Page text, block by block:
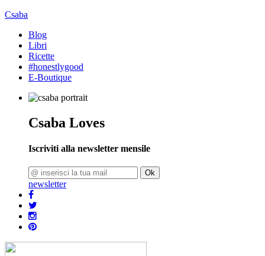
Csaba
Blog
Libri
Ricette
#honestlygood
E-Boutique
Csaba Loves
Iscriviti alla newsletter mensile
Ok
newsletter